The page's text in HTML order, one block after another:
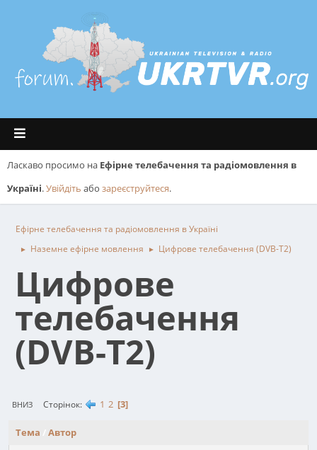
Ласкаво просимо на Ефірне телебачення та радіомовлення в
Україні.Увійдіть або зареєструйтеся.
Ефірне телебачення та радіомовлення в Україні
► Наземне ефірне мовлення ► Цифрове телебачення (DVB-T2)
Цифрове
телебачення
(DVB-T2)
ВНИЗ Сторінок 1 2 3
Тема
Автор